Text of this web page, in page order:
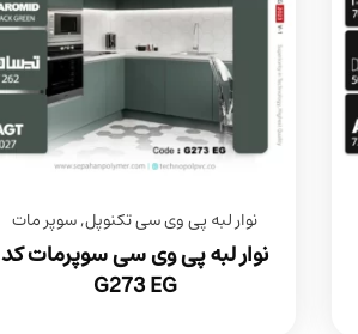
نوار لبه پی وی سی تکنوپل,سوپر مات
نوار لبه پی وی سی سوپرمات کد
G273 EG